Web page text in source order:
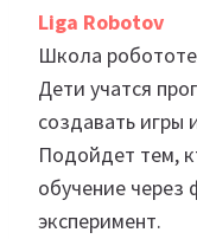
Liga Robotov
Школа
Дети учатся
создавать игры
Подойдет тем,
обучение через
эксперимент.